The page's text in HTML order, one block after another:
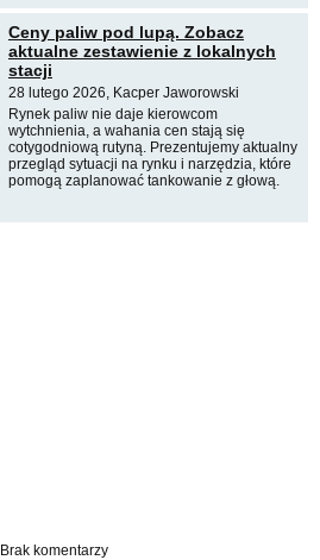
Ceny paliw pod lupą. Zobacz
aktualne zestawienie z lokalnych
stacji
28 lutego 2026, Kacper Jaworowski
Rynek paliw nie daje kierowcom
wytchnienia, a wahania cen stają się
cotygodniową rutyną. Prezentujemy aktualny
przegląd sytuacji na rynku i narzędzia, które
pomogą zaplanować tankowanie z głową.
Brak komentarzy